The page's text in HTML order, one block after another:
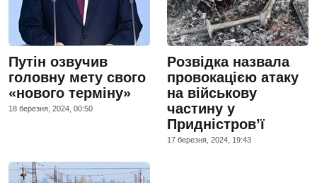
Путін озвучив
головну мету свого
«нового терміну»
18 березня, 2024, 00:50
Розвідка назвала
провокацією атаку
на військову
частину у
Придністров’ї
17 березня, 2024, 19:43